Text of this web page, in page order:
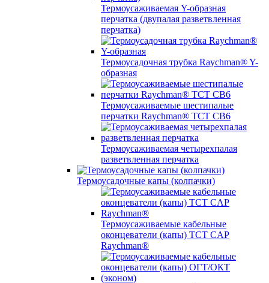
Термоусаживаемая Y-образная
перчатка (двупалая разветвленная
перчатка)
Термоусадочная трубка Raychman® Y-
образная
Термоусаживаемые шестипалые
перчатки Raychman® ТСТ СВ6
Термоусаживаемая четырехпалая
разветвленная перчатка
Термоусадочные капы (колпачки)
Термоусаживаемые кабельные
оконцеватели (капы) ТCT CAP
Raychman®